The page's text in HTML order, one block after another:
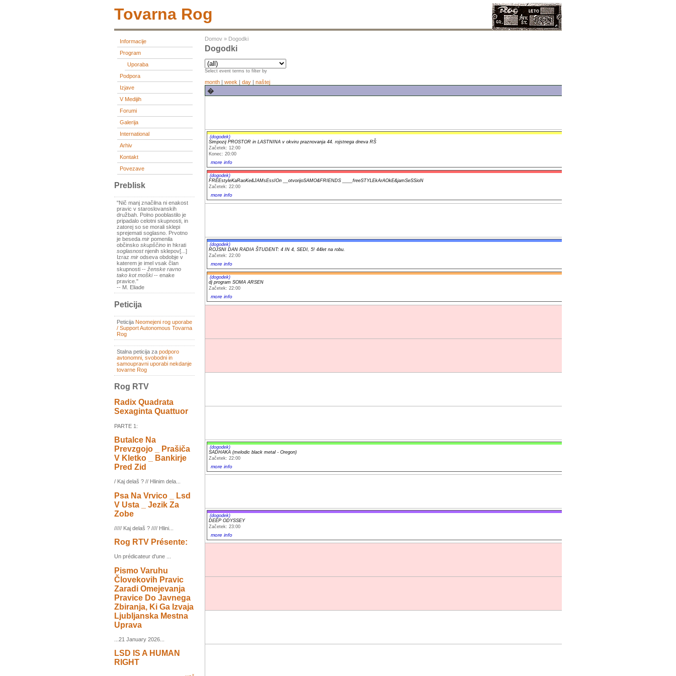
Tovarna Rog
Informacije
Program
Uporaba
Podpora
Izjave
V Medijih
Forumi
Galerija
International
Arhiv
Kontakt
Povezave
Preblisk
"Nič manj značilna ni enakost
pravic v staroslovanskih
družbah. Polno pooblastilo je
pripadalo celotni skupnosti, in
zatorej so se morali sklepi
sprejemati soglasno. Prvotno
je beseda mir pomenila
občinsko skupščino in hkrati
soglasnostnjenih sklepov[...]
Izraz mir odseva obdobje v
katerem je imel vsak član
skupnosti -- ženske ravno
tako kot moški-- enake
pravice."
-- M. Eliade
Peticija
Peticija Neomejeni rog uporabe
/ Support Autonomous Tovarna
Rog
Stalna peticija za podporo
avtonomni, svobodni in
samoupravni uporabi nekdanje
tovarne Rog
Rog RTV
Radix Quadrata
Sexaginta Quattuor
PARTE 1:
Butalce Na
Prevzgojo _ Prašiča
V Kletko _ Bankirje
Pred Zid
/ Kaj delaš ? // Hlinim dela...
Psa Na Vrvico _ Lsd
V Usta _ Jezik Za
Zobe
///// Kaj delaš ? //// Hlini...
Rog RTV Présente:
Un prédicateur d'une ...
Pismo Varuhu
Človekovih Pravic
Zaradi Omejevanja
Pravice Do Javnega
Zbiranja, Ki Ga Izvaja
Ljubljanska Mestna
Uprava
...21 January 2026...
LSD IS A HUMAN
RIGHT
Domov » Dogodki
Dogodki
Select event terms to filter by
month | week | day | naštej
�
(dogodek)
Simpozij PROSTOR in LASTNINA v okviru praznovanja 44. rojstnega dneva RŠ
Začetek: 12:00
Konec: 20:00
more info
(dogodek)
FREEstyleKaRaoKe&JAMsEssIOn __otvorijoSAMO&FRIENDS ____freeSTYLEkArAOkE&jamSeSSioN
Začetek: 22:00
more info
(dogodek)
ROJSNI DAN RADIA ŠTUDENT: 4 IN 4, SEDI, 5! 44let na robu.
Začetek: 22:00
more info
(dogodek)
dj program SOMA ARSEN
Začetek: 22:00
more info
(dogodek)
SADHAKA (melodic black metal - Oregon)
Začetek: 22:00
more info
(dogodek)
DEEP ODYSSEY
Začetek: 23:00
more info